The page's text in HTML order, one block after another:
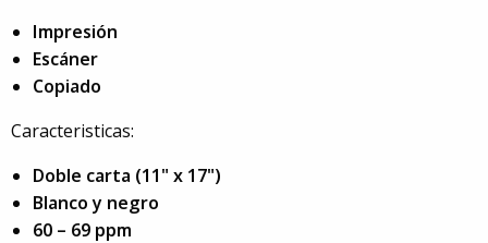
Impresión
Escáner
Copiado
Caracteristicas:
Doble carta (11" x 17")
Blanco y negro
60 – 69 ppm